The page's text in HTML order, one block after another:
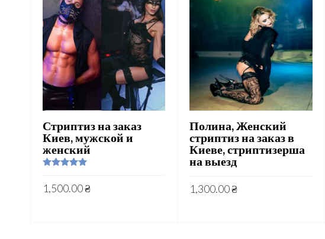
Стриптиз на заказ
Киев, мужской и
женский
1,500.00₴
Полина, Женский
стриптиз на заказ в
Киеве, стриптизерша
на выезд
1,300.00₴